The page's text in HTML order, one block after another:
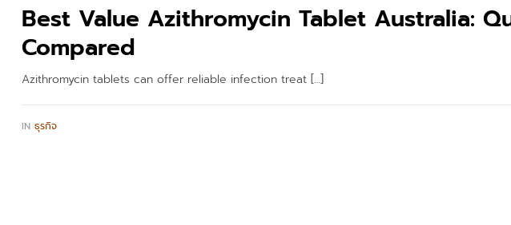
Best Value Azithromycin Tablet Australia:
Compared
Azithromycin tablets can offer reliable infection treat […]
IN ธุรกิจ